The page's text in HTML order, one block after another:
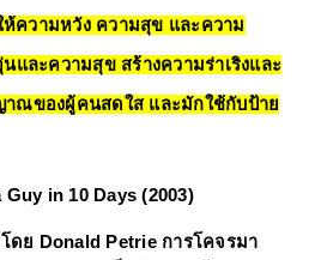
ห้ความหวัง ความสุข และความ
และความสุข สร้างความร่าเริงและ
ณของผู้คนสดใส และมักใช้กับป้าย
Guy in 10 Days (2003)
ดย Donald Petrie การโคจรมา